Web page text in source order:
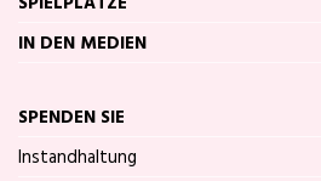
IN DEN MEDIEN
SPENDEN SIE
Instandhaltung